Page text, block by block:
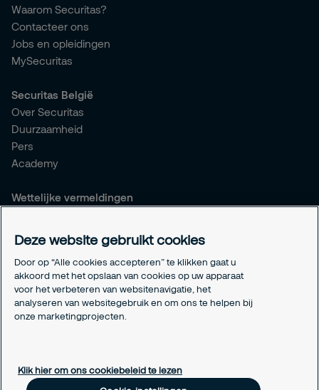
Waarom Securitas?
Contacteer ons
Jobs en opleidingen
MySecuritas
Securitas België
Over Securitas
Duurzaamheid
Pers
Academy
Wettelijke vermeldingen
Responsible disclosure
Verzekeringen
Wettelijke vermeldingen
Info betaalnummers
Cookie-instellingen
Deze website gebruikt cookies
Door op “Alle cookies accepteren” te klikken gaat u
akkoord met het opslaan van cookies op uw apparaat
voor het verbeteren van websitenavigatie, het
analyseren van websitegebruik en om ons te helpen bij
onze marketingprojecten.
Klik hier om ons cookiebeleid te lezen